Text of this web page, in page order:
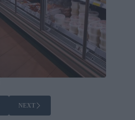
NEXT